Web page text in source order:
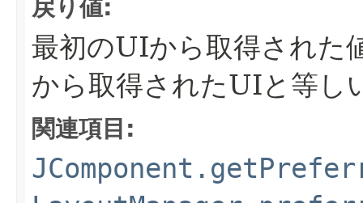
戻り値:
最初のUIから取得された
から取得されたUIと等し
関連項目: